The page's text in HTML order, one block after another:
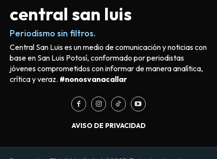
central san luis
Periodismo sin filtros.
Central San Luis es un medio de comunicación y noticias con
base en San Luis Potosí, conformado por periodistas
jóvenes comprometidos con informar de manera analítica,
crítica y veraz. #nonosvanacallar
AVISO DE PRIVACIDAD